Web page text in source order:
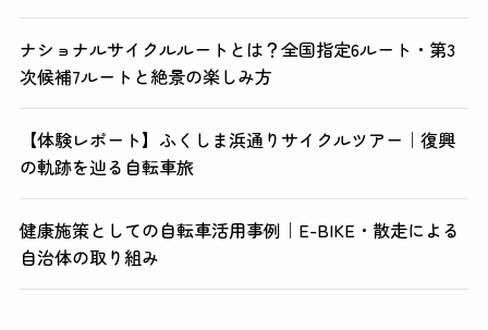
ナショナルサイクルルートとは？全国指定6ルート・第3
次候補7ルートと絶景の楽しみ方
【体験レポート】ふくしま浜通りサイクルツアー｜復興
の軌跡を辿る自転車旅
健康施策としての自転車活用事例｜E-BIKE・散走による
自治体の取り組み